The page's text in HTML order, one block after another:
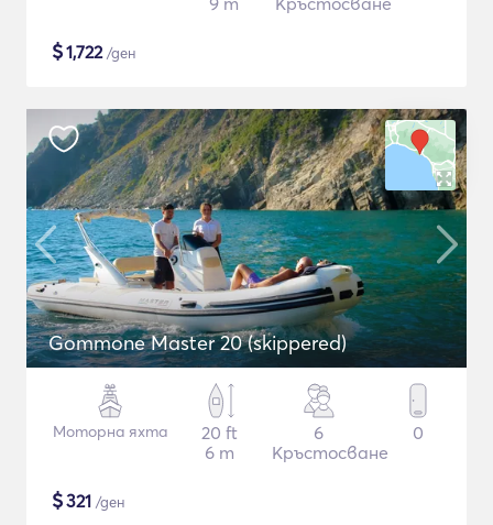
$1,722/ден
Gommone Master 20 (skippered)
Моторна яхта
20 ft
6 m
6
Кръстосване
0
$321 /ден